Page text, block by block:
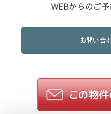
WEBからのご
お問い合